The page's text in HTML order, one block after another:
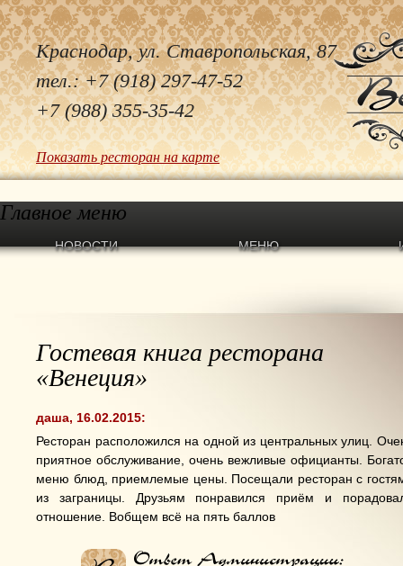
Краснодар, ул. Ставропольская, 87
тел.: +7 (918) 297-47-52
+7 (988) 355-35-42
Показать ресторан на карте
Главное меню
НОВОСТИ МЕНЮ
Гостевая книга ресторана
«Венеция»
даша, 16.02.2015:
Ресторан расположился на одной из центральных улиц.
приятное обслуживание, очень вежливые официанты.
меню блюд, приемлемые цены. Посещали ресторан с
из заграницы. Друзьям понравился приём и
отношение. Вобщем всё на пять баллов